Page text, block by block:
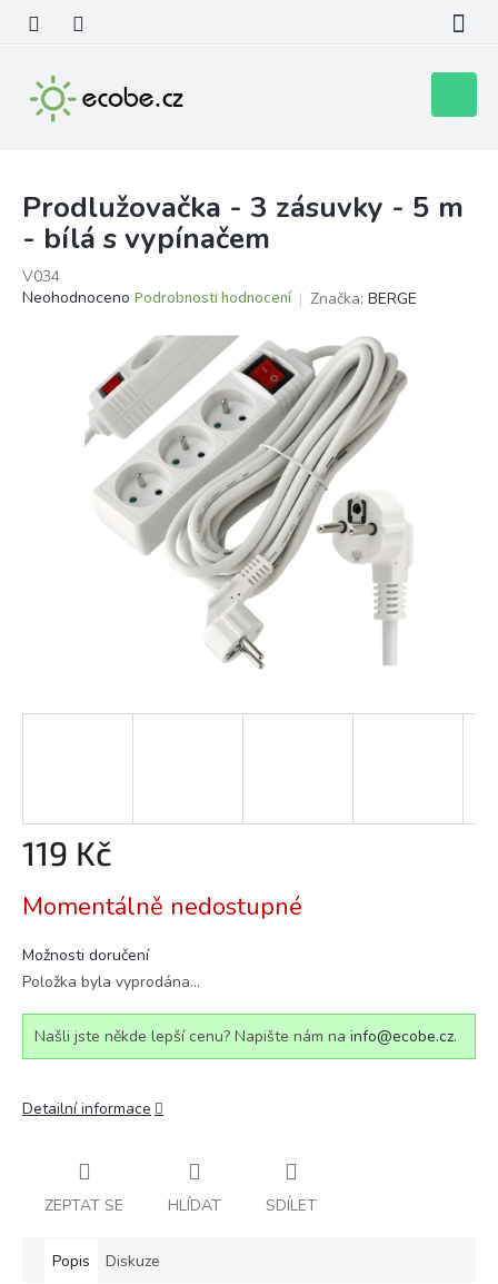
obsah
košík
Prodlužovačka - 3 zásuvky - 5 m
- bílá s vypínačem
V034
Průměrné
hvězdiček.
Neohodnoceno Podrobnosti hodnocení Značka: BERGE
119 Kč
cena:
Momentálně nedostupné
Možnosti doručení
Položka byla vyprodána…
Našli jste někde lepší cenu? Napište nám na info@ecobe.cz.
Detailní informace
ZEPTAT SE HLÍDAT SDÍLET
Popis Diskuze